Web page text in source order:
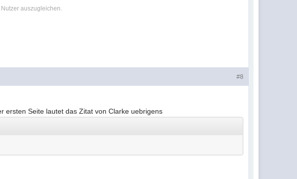
auszugleichen.
#8
ersten Seite lautet das Zitat von Clarke uebrigens